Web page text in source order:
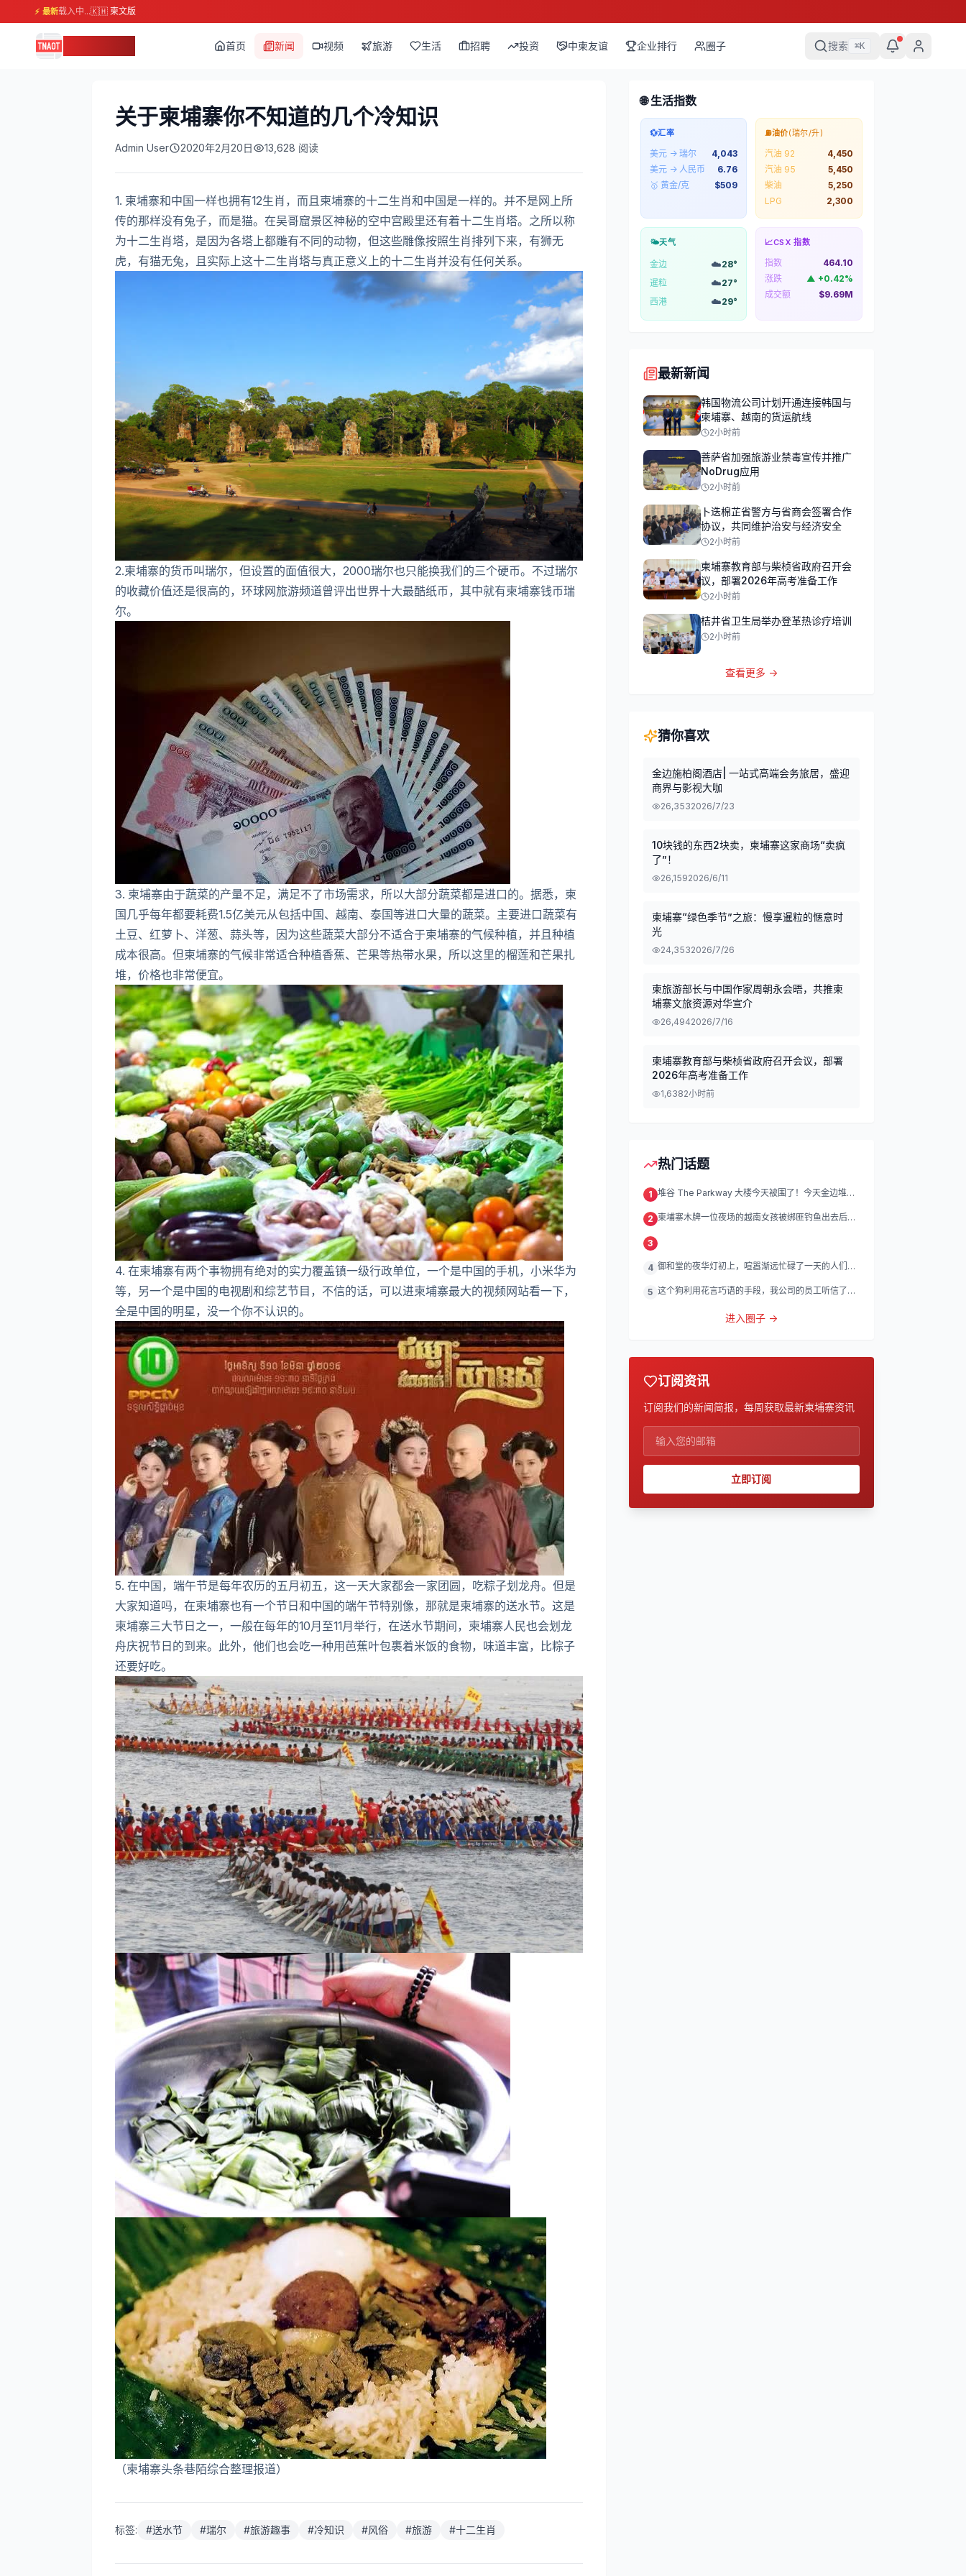
⚡ 最新载入中...🇰🇭 柬文版
首页 新闻 视频 旅游 生活 招聘 投资 中柬友谊 企业排行 圈子 搜索 ⌘K
关于柬埔寨你不知道的几个冷知识
Admin User 2020年2月20日 13,628 阅读
1. 柬埔寨和中国一样也拥有12生肖，而且柬埔寨的十二生肖和中国是一样的。并不是网上所
传的那样没有兔子，而是猫。在吴哥窟景区神秘的空中宫殿里还有着十二生肖塔。之所以称
为十二生肖塔，是因为各塔上都雕有不同的动物，但这些雕像按照生肖排列下来，有狮无
虎，有猫无兔，且实际上这十二生肖塔与真正意义上的十二生肖并没有任何关系。
2.柬埔寨的货币叫瑞尔，但设置的面值很大，2000瑞尔也只能换我们的三个硬币。不过瑞尔
的收藏价值还是很高的，环球网旅游频道曾评出世界十大最酷纸币，其中就有柬埔寨钱币瑞
尔。
3. 柬埔寨由于蔬菜的产量不足，满足不了市场需求，所以大部分蔬菜都是进口的。据悉，柬
国几乎每年都要耗费1.5亿美元从包括中国、越南、泰国等进口大量的蔬菜。主要进口蔬菜有
土豆、红萝卜、洋葱、蒜头等，因为这些蔬菜大部分不适合于柬埔寨的气候种植，并且种植
成本很高。但柬埔寨的气候非常适合种植香蕉、芒果等热带水果，所以这里的榴莲和芒果扎
堆，价格也非常便宜。
4. 在柬埔寨有两个事物拥有绝对的实力覆盖镇一级行政单位，一个是中国的手机，小米华为
等，另一个是中国的电视剧和综艺节目，不信的话，可以进柬埔寨最大的视频网站看一下，
全是中国的明星，没一个你不认识的。
5. 在中国，端午节是每年农历的五月初五，这一天大家都会一家团圆，吃粽子划龙舟。但是
大家知道吗，在柬埔寨也有一个节日和中国的端午节特别像，那就是柬埔寨的送水节。这是
柬埔寨三大节日之一，一般在每年的10月至11月举行，在送水节期间，柬埔寨人民也会划龙
舟庆祝节日的到来。此外，他们也会吃一种用芭蕉叶包裹着米饭的食物，味道丰富，比粽子
还要好吃。
（柬埔寨头条巷陌综合整理报道）
标签: #送水节 #瑞尔 #旅游趣事 #冷知识 #风俗 #旅游 #十二生肖
🌐 生活指数
💱汇率
美元 → 瑞尔
4,043
美元 → 人民币
6.76
🥇 黄金/克
$509
⛽油价(瑞尔/升)
汽油 92
4,450
汽油 95
5,450
柴油
5,250
LPG
2,300
🌤️天气
金边 ☁️28°
暹粒
☁️27°
西港
☁️29°
📈CSX 指数
指数
464.10
涨跌
▲ +0.42%
成交额
$9.69M
最新新闻
韩国物流公司计划开通连接韩国与
柬埔寨、越南的货运航线
2小时前
菩萨省加强旅游业禁毒宣传并推广
NoDrug应用
2小时前
卜迭棉芷省警方与省商会签署合作
协议，共同维护治安与经济安全
2小时前
柬埔寨教育部与柴桢省政府召开会
议，部署2026年高考准备工作
2小时前
桔井省卫生局举办登革热诊疗培训
2小时前
查看更多 →
猜你喜欢
金边施柏阁酒店| 一站式高端会务旅居，盛迎
商界与影视大咖
26,3532026/7/23
10块钱的东西2块卖，柬埔寨这家商场“卖疯
了”！
26,1592026/6/11
柬埔寨“绿色季节”之旅：慢享暹粒的惬意时
光
24,3532026/7/26
柬旅游部长与中国作家周朝永会晤，共推柬
埔寨文旅资源对华宣介
26,4942026/7/16
柬埔寨教育部与柴桢省政府召开会议，部署
2026年高考准备工作
1,6382小时前
热门话题
1 堆谷 The Parkway 大楼今天被围了！今天金边堆谷
2 柬埔寨木牌一位夜场的越南女孩被绑匪钓鱼出去后遭
3
4 御和堂的夜华灯初上，喧嚣渐远忙碌了一天的人们渐
5 这个狗利用花言巧语的手段，我公司的员工听信了他
进入圈子 →
订阅资讯
订阅我们的新闻简报，每周获取最新柬埔寨资讯
立即订阅